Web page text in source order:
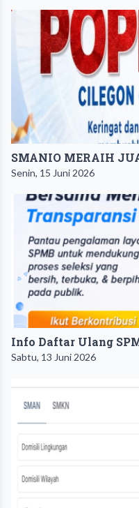
SMANIO MERAIH
Senin, 15 Juni 2026
Info Daftar Ulang
Sabtu, 13 Juni 2026